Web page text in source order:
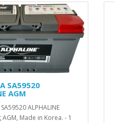
SA59520
AGM
ALPHALINE
AGM, Made in Korea. - 1